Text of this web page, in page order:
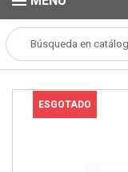
Popper Botella Rise Up
ESGOTADO